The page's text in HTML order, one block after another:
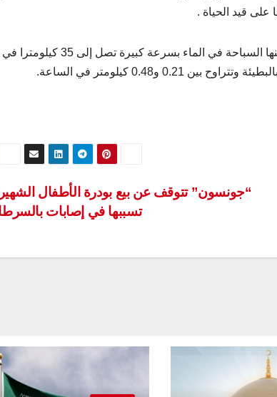
على قيد الحياة .
ورغم الاعتقاد السائد بأن السلاحف بطيئة جدا، إلا أن السلحفاة يمكنها السباحة في الماء بسرعة كبيرة تصل إلى 35 كيلومترا في
و0.48 كيلومتر في الساعة.
“جونسون” تتوقف عن بيع بودرة الأطفال
تسببها في إصابات